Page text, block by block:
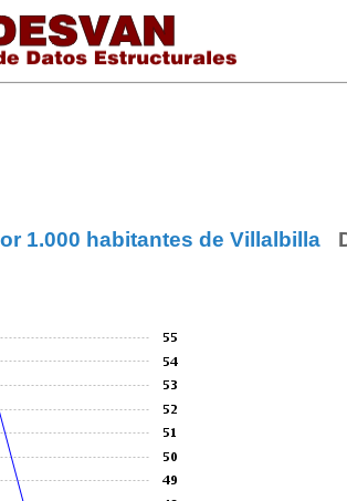
1.000 habitantes de Villalbilla